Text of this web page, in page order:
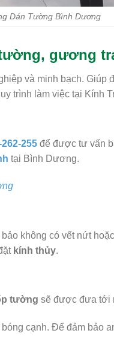
Dán Tường Bình Dương
gương
và minh bạch. Giúp
trình làm việc tại Kính
255để được tư vấn
tại Bình Dương.
không có vết nứt
kính thủy.
tường sẽ được đưa tới
cạnh. Để đảm bảo